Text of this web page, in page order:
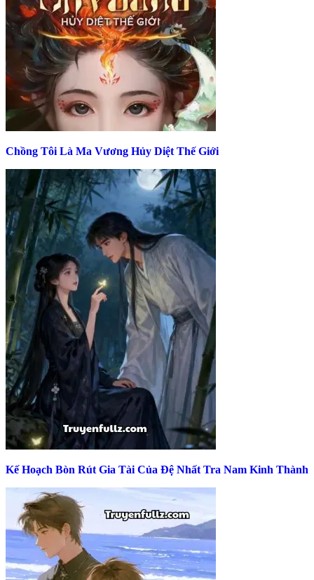
Chồng Tôi Là Ma Vương Hủy Diệt Thế Giới
Kế Hoạch Bòn Rút Gia Tài Của Đệ Nhất Tra Nam Kinh Thành